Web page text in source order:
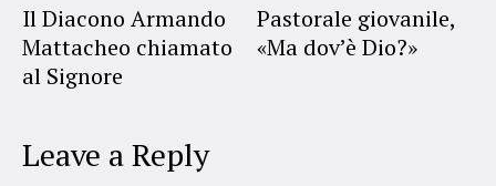
Il Diacono Armando
Mattacheo chiamato
al Signore
Pastorale giovanile,
«Ma dov’è Dio?»
Leave a Reply